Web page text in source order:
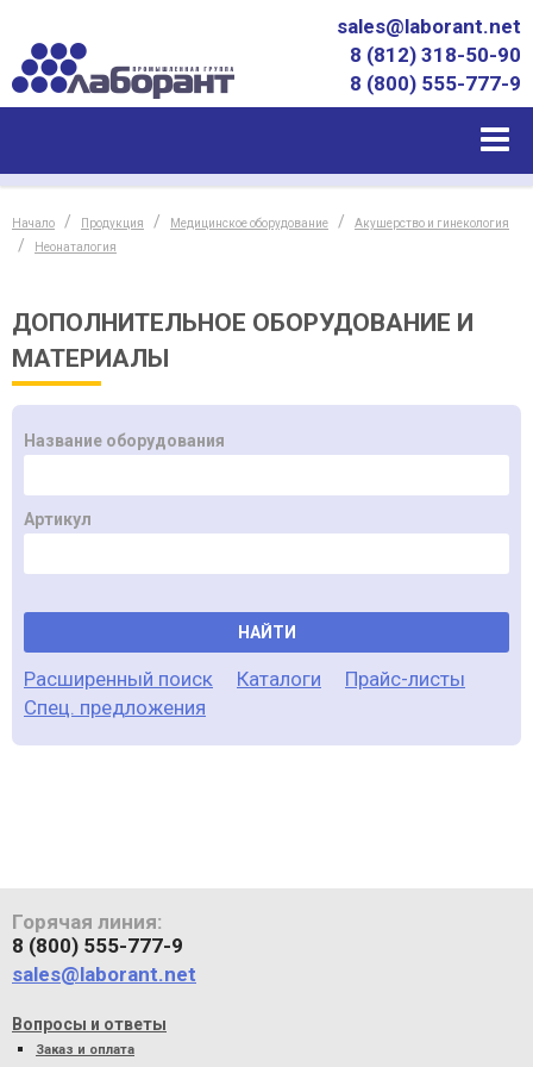
sales@laborant.net
8 (812) 318-50-90
8 (800) 555-777-9
Начало Продукция Медицинское оборудование
Акушерство и гинекология
Неонаталогия
ДОПОЛНИТЕЛЬНОЕ ОБОРУДОВАНИЕ И
МАТЕРИАЛЫ
Название оборудования
Артикул
НАЙТИ
Расширенный поиск Каталоги
Прайс-листы
Спец. предложения
Горячая линия:
8 (800) 555-777-9
sales@laborant.net
Вопросы и ответы
Заказ и оплата